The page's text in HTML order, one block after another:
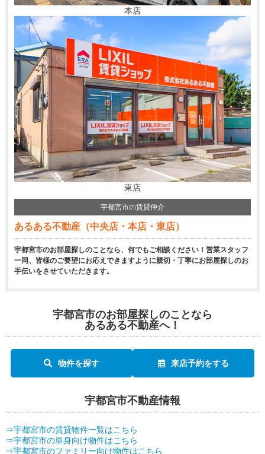
本店
東店
宇都宮市の賃貸仲介
あるある不動産（中央店・本店・東店）
宇都宮市のお部屋探しのことなら、何でもご相談ください！営業スタッフ
一同、皆様のご要望にお応えできますように親切・丁寧にお部屋探しのお
手伝いをさせていただきます。
宇都宮市のお部屋探しのことなら
あるある不動産へ！
物件を探す 来店予約をする
宇都宮市不動産情報
⇒宇都宮市の賃貸物件一覧はこちら
⇒宇都宮市の単身向け物件はこちら
⇒宇都宮市のファミリー向け物件はこちら